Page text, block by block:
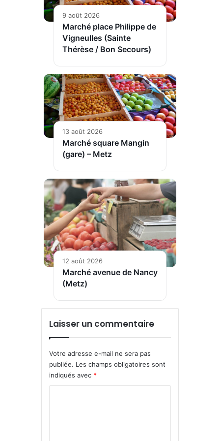
9 août 2026
Marché place Philippe de
Vigneulles (Sainte
Thérèse / Bon Secours)
13 août 2026
Marché square Mangin
(gare) – Metz
12 août 2026
Marché avenue de Nancy
(Metz)
Laisser un commentaire
Votre adresse e-mail ne sera pas
publiée. Les champs obligatoires sont
indiqués avec *